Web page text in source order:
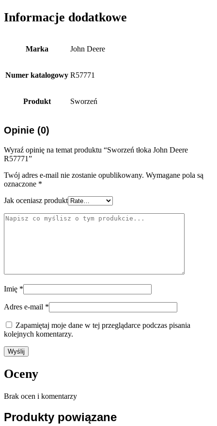
Informacje dodatkowe
Marka John Deere
Numer katalogowy R57771
Produkt Sworzeń
Opinie (0)
Wyraź opinię na temat produktu “Sworzeń tłoka John Deere
R57771”
Twój adres e-mail nie zostanie opublikowany. Wymagane pola są
oznaczone *
Jak oceniasz produkt
Imię *
Adres e-mail *
Zapamiętaj moje dane w tej przeglądarce podczas pisania
kolejnych komentarzy.
Oceny
Brak ocen i komentarzy
Produkty powiązane